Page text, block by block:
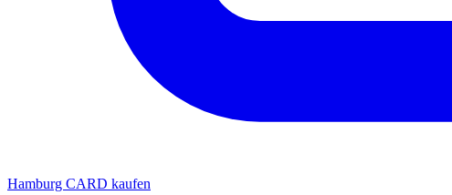
Hamburg CARD kaufen